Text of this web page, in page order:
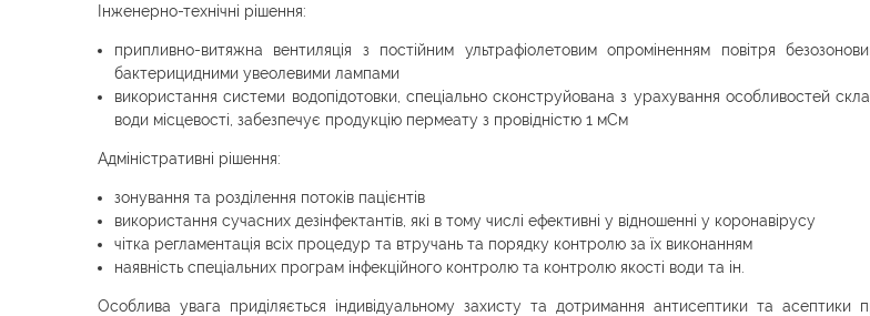
Інженерно-технічні рішення:
припливно-витяжна вентиляція з постійним ультрафіолетовим опроміненням повітря
бактерицидними увеолевими лампами
використання системи водопідотовки, спеціально сконструйована з урахування особливостей
води місцевості, забезпечує продукцію пермеату з провідністю 1 мСм
Адміністративні рішення:
зонування та розділення потоків пацієнтів
використання сучасних дезінфектантів, які в тому числі ефективні у відношенні у коронавірусу
чітка регламентація всіх процедур та втручань та порядку контролю за їх виконанням
наявність спеціальних програм інфекційного контролю та контролю якості води та ін.
Особлива увага приділяється індивідуальному захисту та дотримання антисептики та асептики